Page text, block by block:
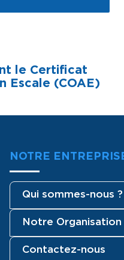
le Certificat
Escale (COAE)
NOTRE
Qui sommes-nous ?
Notre Organisation
Contactez-nous